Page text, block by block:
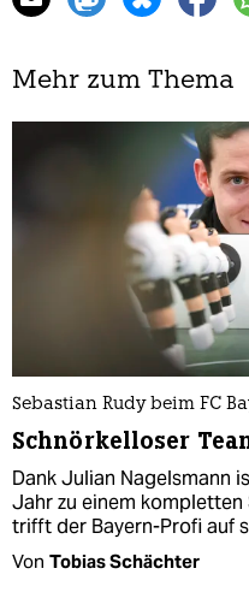
Mehr zum Thema
Sebastian Rudy beim FC
Schnörkelloser
Dank Julian Nagelsmann
Jahr zu einem
trifft der Bayern-Profi auf
Von Tobias Schächter